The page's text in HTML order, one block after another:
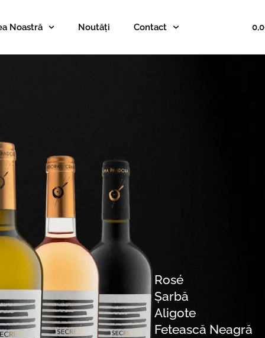
Noastră Noutăți Contact
Rosé
Șarbă
Aligote
Fetească Neagră